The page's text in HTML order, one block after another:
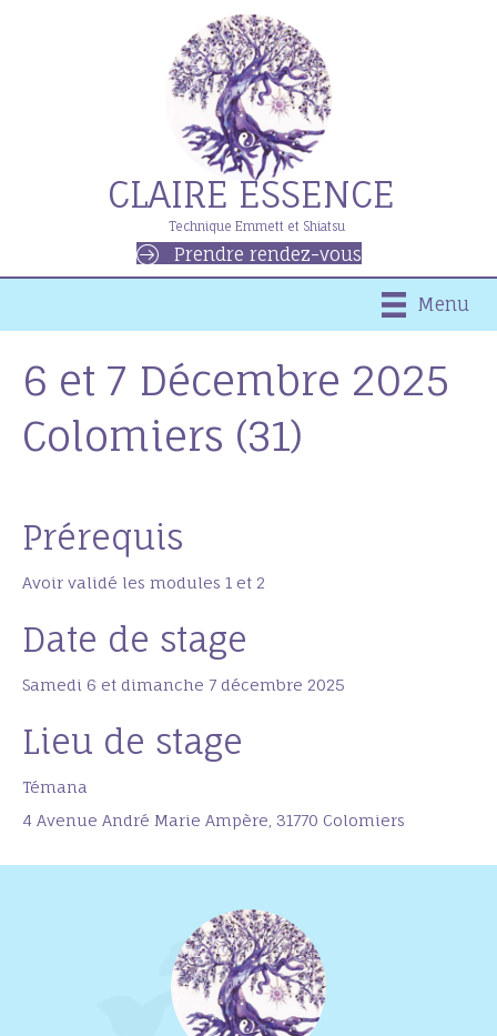
CLAIRE ESSENCE
Technique Emmett et Shiatsu
Prendre rendez-vous
Menu
6 et 7 Décembre 2025
Colomiers (31)
Prérequis
Avoir validé les modules 1 et 2
Date de stage
Samedi 6 et dimanche 7 décembre 2025
Lieu de stage
Témana
4 Avenue André Marie Ampère, 31770 Colomiers